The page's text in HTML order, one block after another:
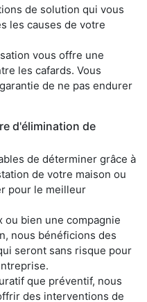
de solution qui vous
les causes de votre
vous offre une
les cafards. Vous
de ne pas endurer
d'élimination de
de déterminer grâce à
de votre maison ou
pour le meilleur
ou bien une compagnie
nous bénéficions des
seront sans risque pour
que préventif, nous
des interventions de